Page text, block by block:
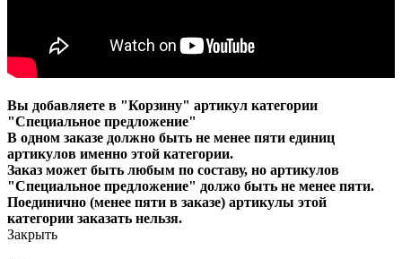
Вы добавляете в "Корзину" артикул категории
"Специальное предложение"
В одном заказе должно быть не менее пяти единиц
артикулов именно этой категории.
Заказ может быть любым по составу, но артикулов
"Специальное предложение" должо быть не менее пяти.
Поединично (менее пяти в заказе) артикулы этой
категории заказать нельзя.
Закрыть